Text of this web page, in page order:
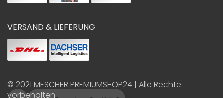
VERSAND & LIEFERUNG
© 2021 MESCHER PREMIUMSHOP24 | Alle Rechte
vorbehalten